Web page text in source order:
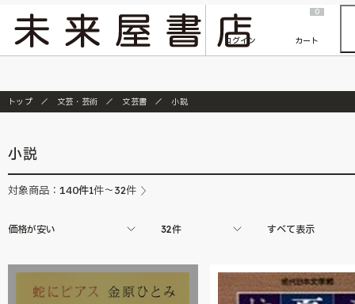
『ONE PIECE magazine 021 ONE PIECEカード付き同梱版』発売延期のご案内
ログイン
0
カート
トップ 文芸・芸術 文芸書 小説
小説
対象商品： 140件1件～32件
価格が安い 32件 すべて表示